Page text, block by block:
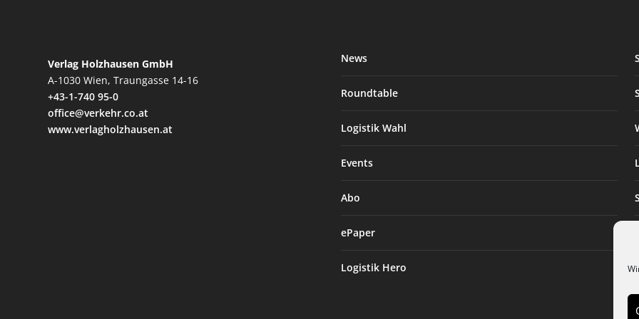
Verlag Holzhausen GmbH
A-1030 Wien, Traungasse 14-16
+43-1-740 95-0
office@verkehr.co.at
www.verlagholzhausen.at
News
Roundtable
Logistik Wahl
Events
Abo
ePaper
Logistik Hero